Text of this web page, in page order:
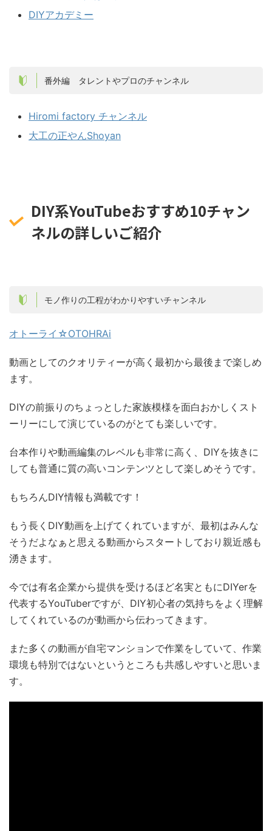
DIYアカデミー
番外編 タレントやプロのチャンネル
Hiromi factory チャンネル
大工の正やんShoyan
DIY系YouTubeおすすめ10チャン
ネルの詳しいご紹介
モノ作りの工程がわかりやすいチャンネル
オトーライ☆OTOHRAi
動画としてのクオリティーが高く最初から最後まで楽しめ
ます。
DIYの前振りのちょっとした家族模様を面白おかしくスト
ーリーにして演じているのがとても楽しいです。
台本作りや動画編集のレベルも非常に高く、DIYを抜きに
しても普通に質の高いコンテンツとして楽しめそうです。
もちろんDIY情報も満載です！
もう長くDIY動画を上げてくれていますが、最初はみんな
そうだよなぁと思える動画からスタートしており親近感も
湧きます。
今では有名企業から提供を受けるほど名実ともにDIYerを
代表するYouTuberですが、DIY初心者の気持ちをよく理解
してくれているのが動画から伝わってきます。
また多くの動画が自宅マンションで作業をしていて、作業
環境も特別ではないというところも共感しやすいと思いま
す。